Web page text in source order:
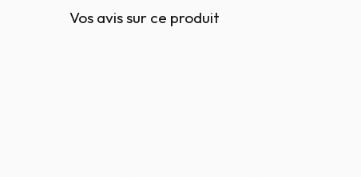
Vos avis sur ce produit